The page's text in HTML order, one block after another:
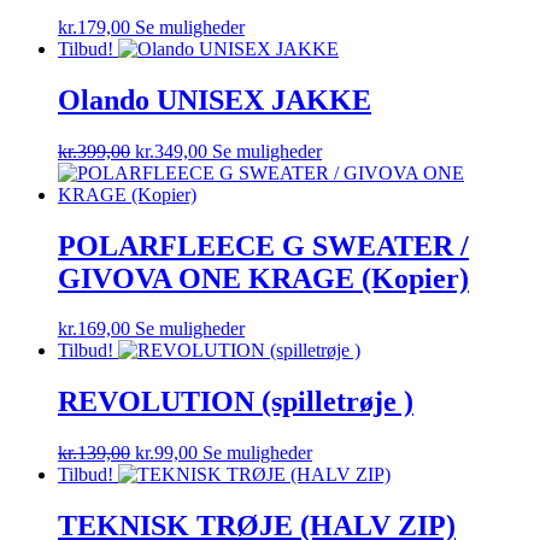
på
varesiden
kr.179,00 Se mulighederDette
vare
flere
varianter.
kan
vælges
Tilbud!
Olando UNISEX JAKKE
kr.399,00 Den
oprindelige
pris
kr.399,00.
kr.349,00Den
aktuelle
kr.349,00.
Se mulighederDette
vare
varianter.
Mulighederne
kan
varesiden
POLARFLEECE G SWEATER /
GIVOVA ONE KRAGE (Kopier)
kr.169,00 Se mulighederDette
vare
flere
varianter.
kan
vælges
varesiden
Tilbud!
REVOLUTION (spilletrøje )
kr.139,00 Den
oprindelige
var:
kr.99,00Den
aktuelle
er:
Se mulighederDette
vare
flere
Tilbud!
TEKNISK TRØJE (HALV ZIP)